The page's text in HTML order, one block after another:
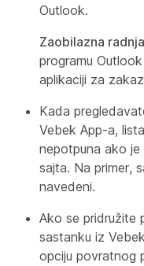
Outlook.
Zaobilazna
programu
aplikaciji za
Kada
Vebek App-a,
nepotpuna ako
sajta. Na primer,
navedeni.
Ako se pridružite
sastanku iz
opciju povratnog